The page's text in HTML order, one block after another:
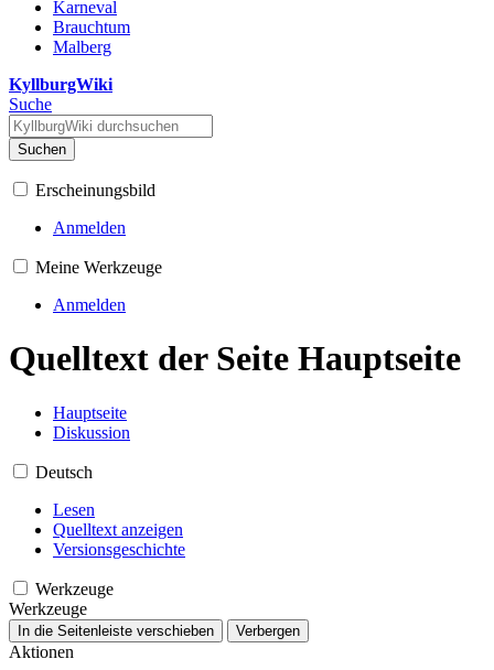
Karneval
Brauchtum
Malberg
KyllburgWiki
Suche
Suchen
Erscheinungsbild
Anmelden
Meine Werkzeuge
Anmelden
Quelltext der Seite Hauptseite
Hauptseite
Diskussion
Deutsch
Lesen
Quelltext anzeigen
Versionsgeschichte
Werkzeuge
Werkzeuge
In die Seitenleiste verschieben Verbergen
Aktionen